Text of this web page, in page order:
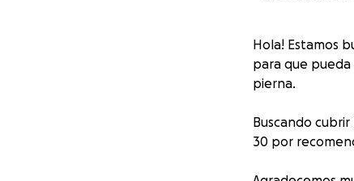
Hola! Estamos
para que
pierna.
Buscando
30 por